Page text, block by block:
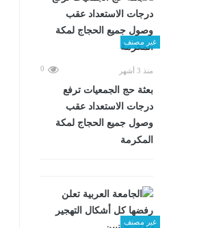
غير مصنف
منذ 3 أشهر 0
بعثة حج الجمعيات ترفع
درجات الاستعداد عقب
وصول جميع الحجاج لمكة
المكرمة
غير مصنف